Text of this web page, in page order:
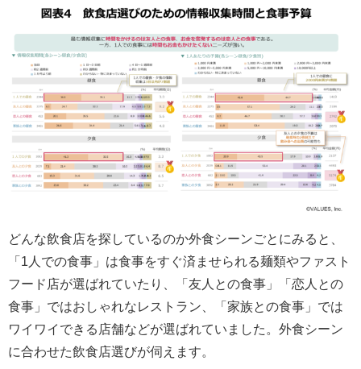
どんな飲食店を探しているのか外食シーンごとにみると、
「1人での食事」は食事をすぐ済ませられる麺類やファスト
フード店が選ばれていたり、「友人との食事」「恋人との
食事」ではおしゃれなレストラン、「家族との食事」では
ワイワイできる店舗などが選ばれていました。外食シーン
に合わせた飲食店選びが伺えます。